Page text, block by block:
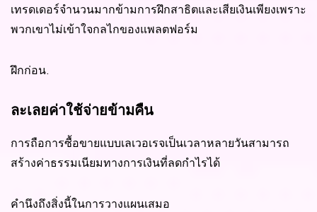
เทรดเดอร์จำนวนมากข้ามการฝึกสาธิตและเสียเงินเพียงเพราะ
พวกเขาไม่เข้าใจกลไกของแพลตฟอร์ม
ฝึกก่อน.
ละเลยค่าใช้จ่ายข้ามคืน
การถือการซื้อขายแบบเลเวอเรจเป็นเวลาหลายวันสามารถ
สร้างค่าธรรมเนียมทางการเงินที่ลดกำไรได้
คำนึงถึงสิ่งนี้ในการวางแผนเสมอ